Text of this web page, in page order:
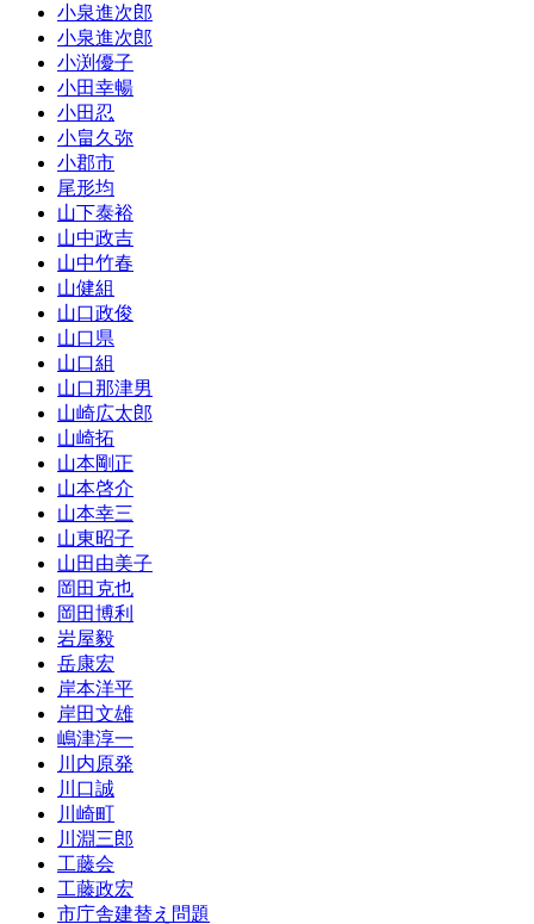
小泉進次郎
小泉進次郎
小渕優子
小田幸暢
小田忍
小畠久弥
小郡市
尾形均
山下泰裕
山中政吉
山中竹春
山健組
山口政俊
山口県
山口組
山口那津男
山崎広太郎
山崎拓
山本剛正
山本啓介
山本幸三
山東昭子
山田由美子
岡田克也
岡田博利
岩屋毅
岳康宏
岸本洋平
岸田文雄
嶋津淳一
川内原発
川口誠
川崎町
川淵三郎
工藤会
工藤政宏
市庁舎建替え問題